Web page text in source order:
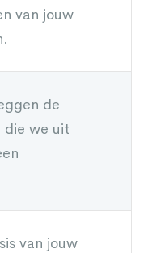
van jouw
de
die we uit
van jouw